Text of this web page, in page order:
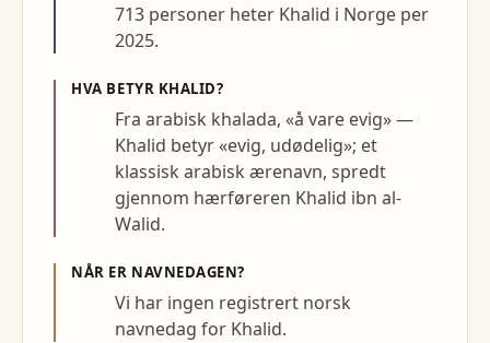
713 personer heter Khalid i Norge per
2025.
HVA BETYR KHALID?
Fra arabisk khalada, «å vare evig» —
Khalid betyr «evig, udødelig»; et
klassisk arabisk ærenavn, spredt
gjennom hærføreren Khalid ibn al-
Walid.
NÅR ER NAVNEDAGEN?
Vi har ingen registrert norsk
navnedag for Khalid.